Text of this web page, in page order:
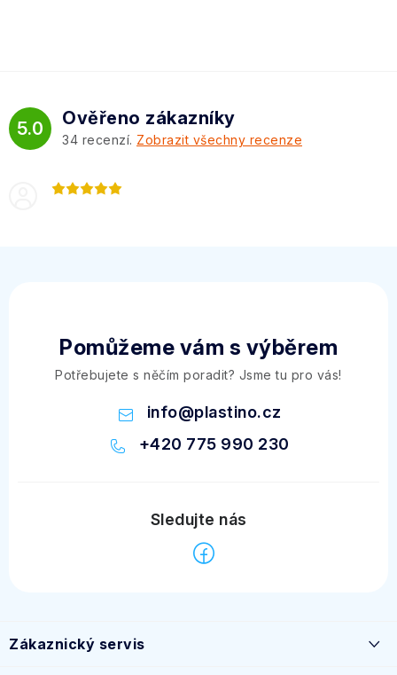
5.0 Ověřeno zákazníky
34 recenzí. Zobrazit všechny recenze
Pomůžeme vám s výběrem
Potřebujete s něčím poradit? Jsme tu pro vás!
info@plastino.cz
+420 775 990 230
pZákaznický servis